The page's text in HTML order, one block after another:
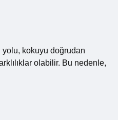
yolu, kokuyu doğrudan
olabilir. Bu nedenle,